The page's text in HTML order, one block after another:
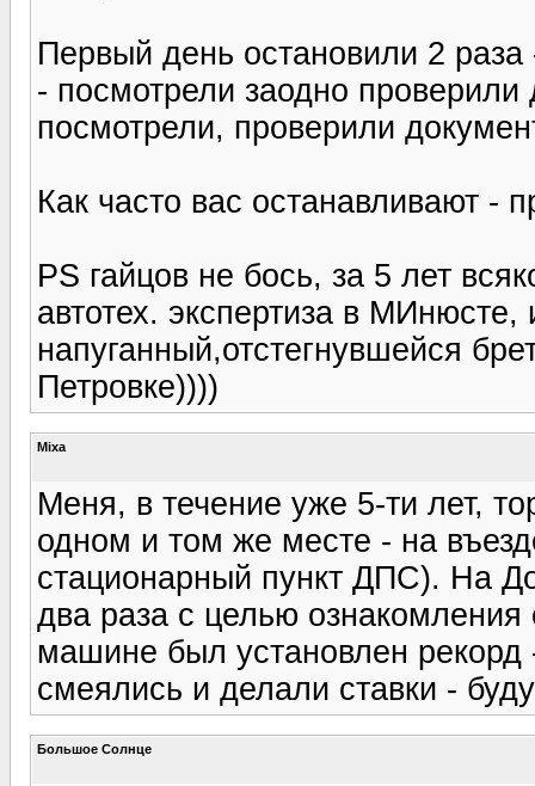
Первый день остановили 2 раза
- посмотрели заодно
посмотрели, проверили
Как часто вас останавливают -
PS гайцов не бось, за 5 лет
автотех. экспертиза в
напуганный,отстегнувшейся
Петровке))))
Mixa
Меня, в течение уже 5-ти лет,
одном и том же месте - на
стационарный пункт ДПС). На
два раза с целью
машине был установлен рекорд
смеялись и делали ставки -
Большое Солнце